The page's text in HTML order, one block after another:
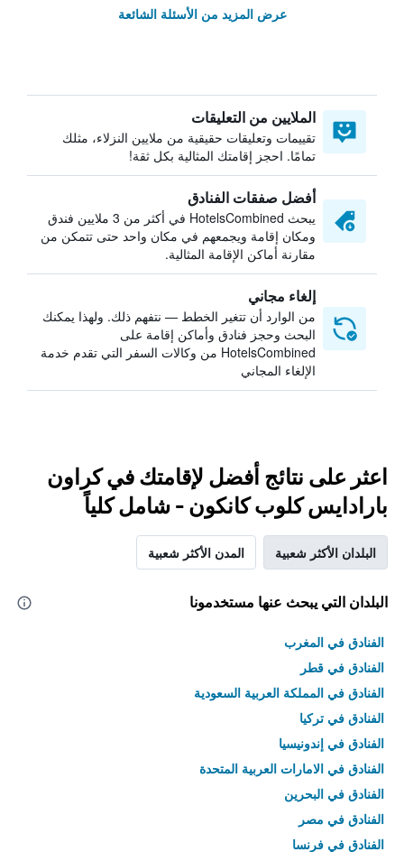
عرض المزيد من الأسئلة الشائعة
الملايين من التعليقات
تقييمات وتعليقات حقيقية من ملايين النزلاء، مثلك
تمامًا. احجز إقامتك المثالية بكل ثقة!
أفضل صفقات الفنادق
يبحث HotelsCombined في أكثر من 3 ملايين فندق
ومكان إقامة ويجمعهم في مكان واحد حتى تتمكن من
مقارنة أماكن الإقامة المثالية.
إلغاء مجاني
من الوارد أن تتغير الخطط — نتفهم ذلك. ولهذا يمكنك
البحث وحجز فنادق وأماكن إقامة على
HotelsCombined من وكالات السفر التي تقدم خدمة
الإلغاء المجاني
اعثر على نتائج أفضل لإقامتك في كراون
بارادايس كلوب كانكون - شامل كلياً
البلدان الأكثر شعبية المدن الأكثر شعبية
البلدان التي يبحث عنها مستخدمونا
الفنادق في المغرب
الفنادق في قطر
الفنادق في المملكة العربية السعودية
الفنادق في تركيا
الفنادق في إندونيسيا
الفنادق في الامارات العربية المتحدة
الفنادق في البحرين
الفنادق في مصر
الفنادق في فرنسا